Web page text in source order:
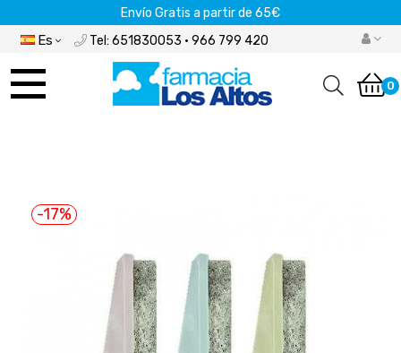
Envío Gratis a partir de 65€
Es Tel: 651830053 · 966 799 420
Navegación 0
-17%